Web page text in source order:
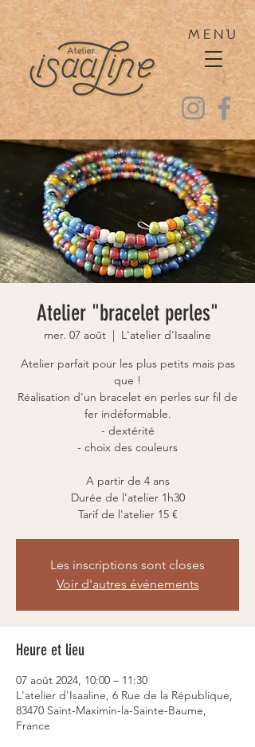
MENU
Atelier "bracelet perles"
mer. 07 août
  |
L'atelier d'Isaaline
Atelier parfait pour les plus petits mais pas
que !
Réalisation d'un bracelet en perles sur fil de
fer indéformable.
- dextérité
- choix des couleurs
A partir de 4 ans
Durée de l'atelier 1h30
Tarif de l'atelier 15 €
Les inscriptions sont closes
Voir d'autres événements
Heure et lieu
07 août 2024, 10:00 – 11:30
L'atelier d'Isaaline, 6 Rue de la République,
83470 Saint-Maximin-la-Sainte-Baume,
France